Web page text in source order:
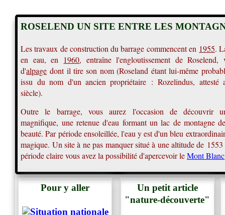
ROSELEND UN SITE ENTRE LES
Les travaux de construction du barrage commencent en 1955.
en eau, en 1960, entraîne l'engloutissement de Roselend,
d'alpage dont il tire son nom (Roseland étant lui-même
issu du nom d'un ancien propriétaire : Rozelindus, attesté
siècle).
Outre le barrage, vous aurez l'occasion de découvrir
magnifique, une retenue d'eau formant un lac de montagne
beauté. Par période ensoleillée, l'eau y est d'un bleu
magique. Un site à ne pas manquer situé à une altitude de
période claire vous avez la possibilité d'apercevoir le Mont Blanc
Pour y aller
Un petit article
"nature-découverte"